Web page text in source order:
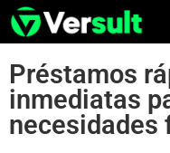
Préstamos
inmediatas
necesidades